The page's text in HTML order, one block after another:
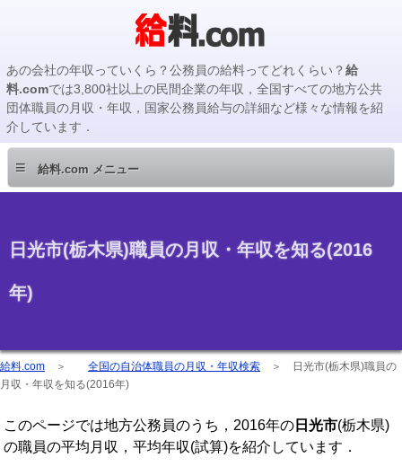
あの会社の年収っていくら？公務員の給料ってどれくらい？給
料.comでは3,800社以上の民間企業の年収，全国すべての地方公共
団体職員の月収・年収，国家公務員給与の詳細など様々な情報を紹
介しています．
≡ 給料.com メニュー
日光市(栃木県)職員の月収・年収を知る(2016
年)
給料.com ＞ 全国の自治体職員の月収・年収検索 ＞
日光市(栃木県)職員の
月収・年収を知る(2016年)
このページでは地方公務員のうち，2016年の 日光市(栃木県)
の職員の平均月収，平均年収(試算)を紹介しています．